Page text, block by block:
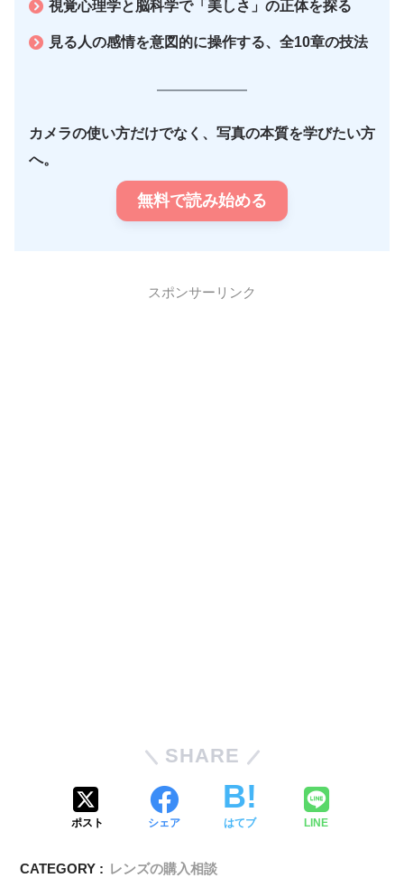
視覚心理学と脳科学で「美しさ」の正体を探る
見る人の感情を意図的に操作する、全10章の技法
カメラの使い方だけでなく、写真の本質を学びたい方
へ。
無料で読み始める
スポンサーリンク
SHARE
ポスト シェア はてブ LINE
CATEGORY : レンズの購入相談